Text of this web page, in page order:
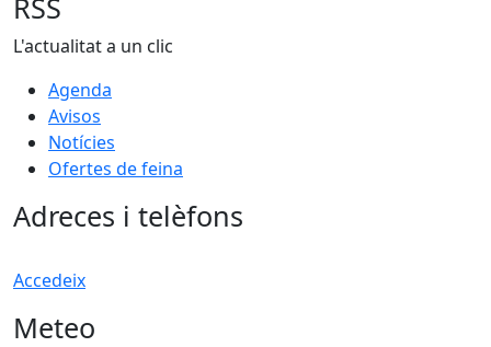
RSS
L'actualitat a un clic
Agenda
Avisos
Notícies
Ofertes de feina
Adreces i telèfons
Accedeix
Meteo